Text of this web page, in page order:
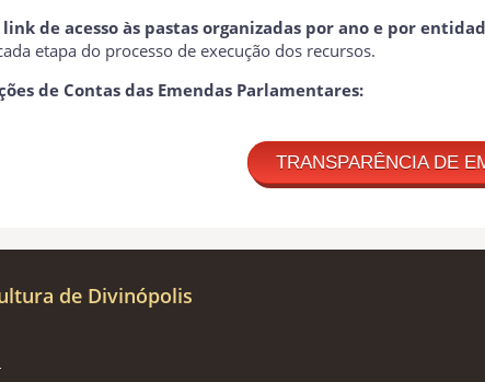
link de acesso às pastas organizadas por ano e por
etapa do processo de execução dos recursos.
de Contas das Emendas Parlamentares:
TRANSPARÊNCIA DE
de Divinópolis